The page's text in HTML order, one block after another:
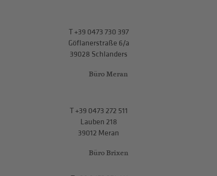
T+39 0473 730 397
Göflanerstraße 6/a
39028 Schlanders
Büro Meran
T+39 0473 272 511
Lauben 218
39012 Meran
Büro Brixen